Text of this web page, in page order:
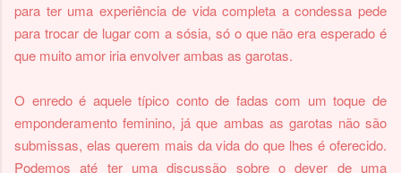
para ter uma experiência de vida completa a condessa pede
para trocar de lugar com a sósia, só o que não era esperado é
que muito amor iria envolver ambas as garotas.
O enredo é aquele típico conto de fadas com um toque de
emponderamento feminino, já que ambas as garotas não são
submissas, elas querem mais da vida do que lhes é oferecido.
Podemos até ter uma discussão sobre o dever de uma